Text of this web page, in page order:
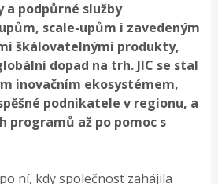
podpůrné služby
scale-upům i zavedeným
škálovatelnými produkty,
dopad na trh. JIC se stal
inovačním ekosystémem,
podnikatele v regionu, a
programů až po pomoc s
ní, kdy společnost zahájila